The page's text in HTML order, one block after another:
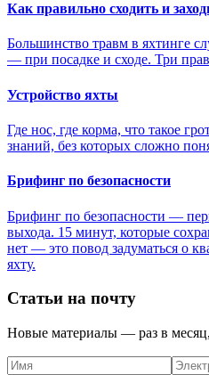
Как правильно сходить и
Большинство травм в яхтинге
— при посадке и сходе. Три
Устройство яхты
Где нос, где корма, что такое
знаний, без которых сложно
Брифинг по безопасности
Брифинг по безопасности —
выхода. 15 минут, которые
нет — это повод задуматься о
яхту.
Статьи на почту
Новые материалы — раз в